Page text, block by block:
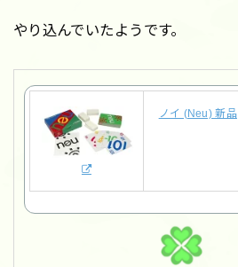
やり込んでいたようです。
ノイ (Neu) 新品